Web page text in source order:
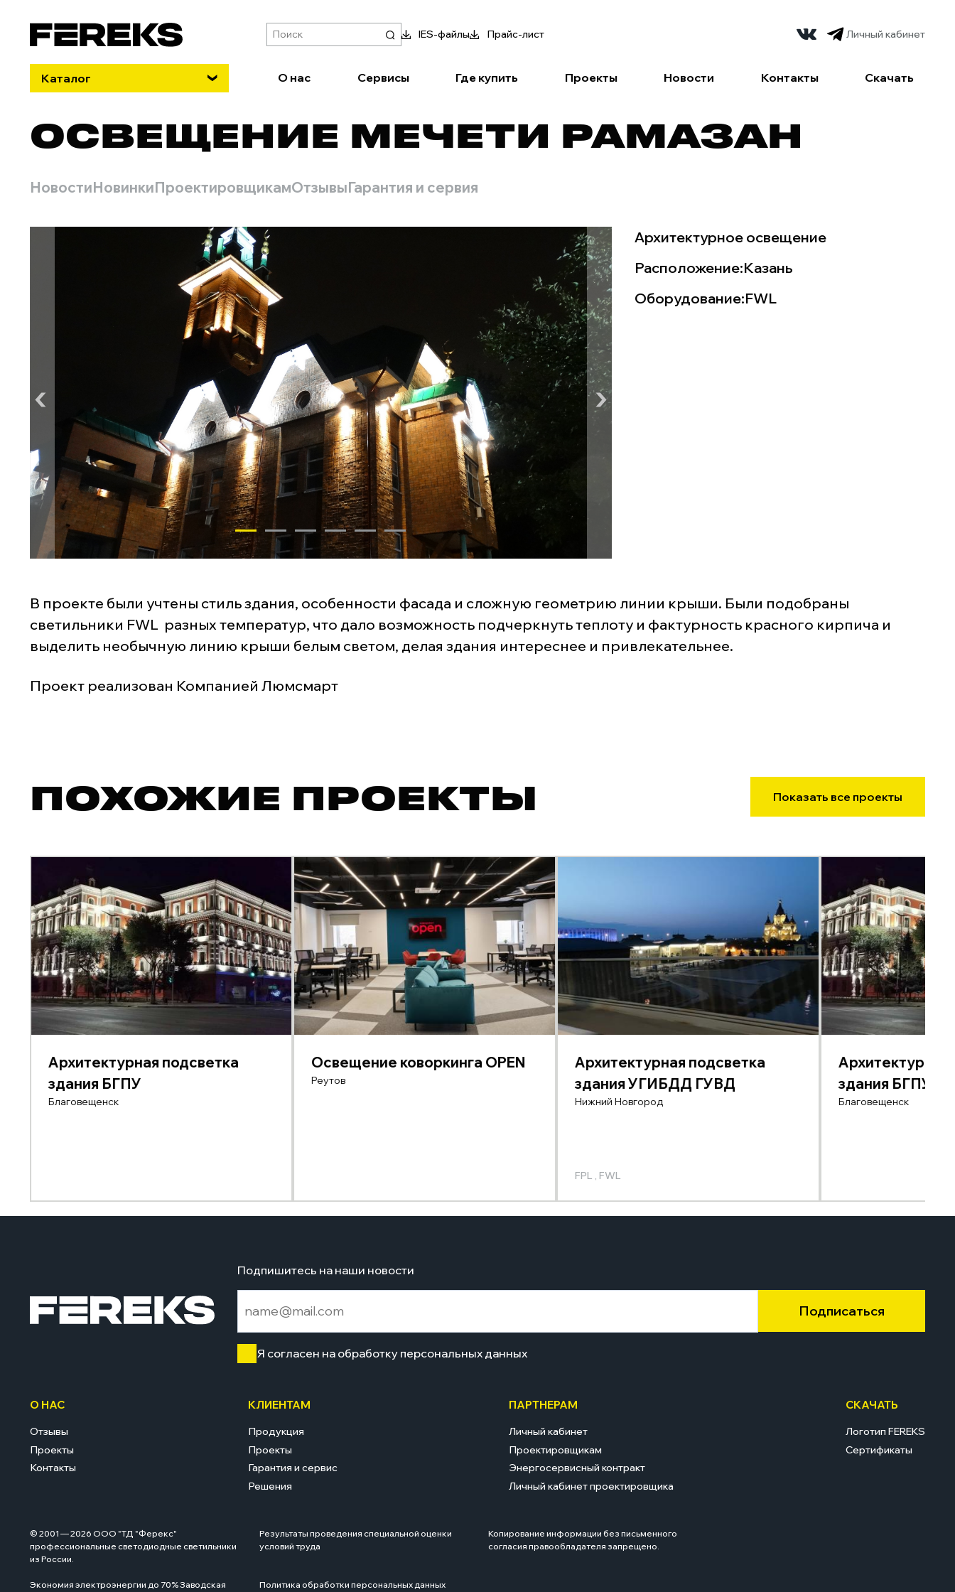
Каталог
IES-файлы Прайс-лист Личный кабинет
О нас Сервисы Где купить Проекты Новости Контакты Скачать
ОСВЕЩЕНИЕ МЕЧЕТИ РАМАЗАН
НовостиНовинкиПроектировщикамОтзывыГарантия и сервия
Архитектурное освещение
Расположение:Казань
Оборудование:FWL
В проекте были учтены стиль здания, особенности фасада и сложную геометрию линии крыши. Были подобраны
светильники FWL разных температур, что дало возможность подчеркнуть теплоту и фактурность красного кирпича и
выделить необычную линию крыши белым светом, делая здания интереснее и привлекательнее.
Проект реализован Компанией Люмсмарт
ПОХОЖИЕ ПРОЕКТЫ Показать все проекты
Архитектурная подсветка
здания БГПУ
Благовещенск
Освещение коворкинга OPEN
Реутов
Архитектурная подсветка
здания УГИБДД ГУВД
Нижний Новгород
FPL , FWL
Архитектурная
здания БГПУ
Благовещенск
Подпишитесь на наши новости
Я согласен на обработку персональных данных
Подписаться
О НАС
Отзывы
Проекты
Контакты
КЛИЕНТАМ
Продукция
Проекты
Гарантия и сервис
Решения
ПАРТНЕРАМ
Личный кабинет
Проектировщикам
Энергосервисный контракт
Личный кабинет проектировщика
СКАЧАТЬ
Логотип FEREKS
Сертификаты
© 2001 — 2026 ООО "ТД "Ферекс"
профессиональные светодиодные светильники
из России.
Экономия электроэнергии до 70% Заводская
Результаты проведения специальной оценки
условий труда
Политика обработки персональных данных
Копирование информации без письменного
согласия правообладателя запрещено.